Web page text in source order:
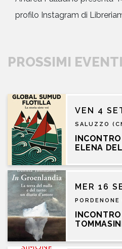
profilo Instagram di
PROSSIMI EVENTI
VEN 4
SALUZZO
ELENA
MER 16
PORDENONE